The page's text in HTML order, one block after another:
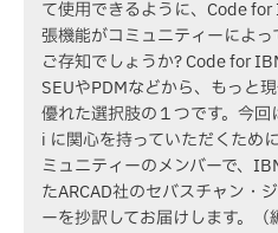
て使用できるように、Code
張機能がコミュニティーによ
ご存知でしょうか? Code for
SEUやPDMなどから、もっと
優れた選択肢の１つです。今
i に関心を持っていただくため
ミュニティーのメンバーで、
たARCAD社のセバスチャン・
ーを抄訳してお届けします。（